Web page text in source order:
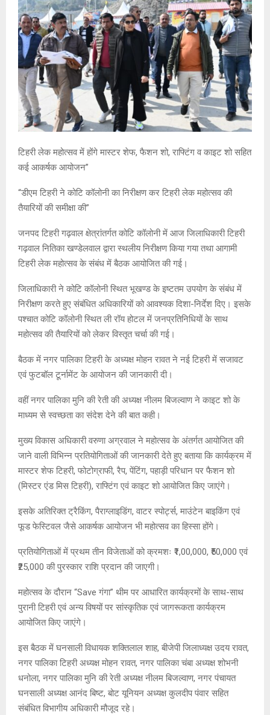
टिहरी लेक महोत्सव में होंगे मास्टर शेफ, फैशन शो, राफ्टिंग व काइट शो सहित
कई आकर्षक आयोजन”
“डीएम टिहरी ने कोटि कॉलोनी का निरीक्षण कर टिहरी लेक महोत्सव की
तैयारियों की समीक्षा की”
जनपद टिहरी गढ़वाल क्षेत्रांतर्गत कोटि कॉलोनी में आज जिलाधिकारी टिहरी
गढ़वाल नितिका खण्डेलवाल द्वारा स्थलीय निरीक्षण किया गया तथा आगामी
टिहरी लेक महोत्सव के संबंध में बैठक आयोजित की गई।
जिलाधिकारी ने कोटि कॉलोनी स्थित भूखण्ड के इष्टतम उपयोग के संबंध में
निरीक्षण करते हुए संबंधित अधिकारियों को आवश्यक दिशा-निर्देश दिए। इसके
पश्चात कोटि कॉलोनी स्थित ली रॉय होटल में जनप्रतिनिधियों के साथ
महोत्सव की तैयारियों को लेकर विस्तृत चर्चा की गई।
बैठक में नगर पालिका टिहरी के अध्यक्ष मोहन रावत ने नई टिहरी में सजावट
एवं फुटबॉल टूर्नामेंट के आयोजन की जानकारी दी।
वहीं नगर पालिका मुनि की रेती की अध्यक्ष नीलम बिजल्वाण ने काइट शो के
माध्यम से स्वच्छता का संदेश देने की बात कही।
मुख्य विकास अधिकारी वरुणा अग्रवाल ने महोत्सव के अंतर्गत आयोजित की
जाने वाली विभिन्न प्रतियोगिताओं की जानकारी देते हुए बताया कि कार्यक्रम में
मास्टर शेफ टिहरी, फोटोग्राफी, रैप, पेंटिंग, पहाड़ी परिधान पर फैशन शो
(मिस्टर एंड मिस टिहरी), राफ्टिंग एवं काइट शो आयोजित किए जाएंगे।
इसके अतिरिक्त ट्रैकिंग, पैराग्लाइडिंग, वाटर स्पोर्ट्स, माउंटेन बाइकिंग एवं
फूड फेस्टिवल जैसे आकर्षक आयोजन भी महोत्सव का हिस्सा होंगे।
प्रतियोगिताओं में प्रथम तीन विजेताओं को क्रमशः ₹1,00,000, ₹50,000 एवं
₹25,000 की पुरस्कार राशि प्रदान की जाएगी।
महोत्सव के दौरान “Save गंगा” थीम पर आधारित कार्यक्रमों के साथ-साथ
पुरानी टिहरी एवं अन्य विषयों पर सांस्कृतिक एवं जागरूकता कार्यक्रम
आयोजित किए जाएंगे।
इस बैठक में घनसाली विधायक शक्तिलाल शाह, बीजेपी जिलाध्यक्ष उदय रावत,
नगर पालिका टिहरी अध्यक्ष मोहन रावत, नगर पालिका चंबा अध्यक्ष शोभनी
धनोला, नगर पालिका मुनि की रेती अध्यक्ष नीलम बिजल्वाण, नगर पंचायत
घनसाली अध्यक्ष आनंद बिष्ट, बोट यूनियन अध्यक्ष कुलदीप पंवार सहित
संबंधित विभागीय अधिकारी मौजूद रहे।